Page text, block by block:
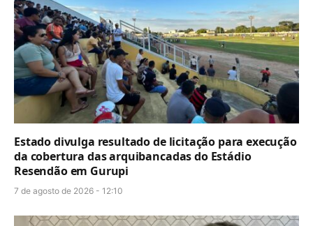
Estado divulga resultado de licitação para execução
da cobertura das arquibancadas do Estádio
Resendão em Gurupi
7 de agosto de 2026 - 12:10